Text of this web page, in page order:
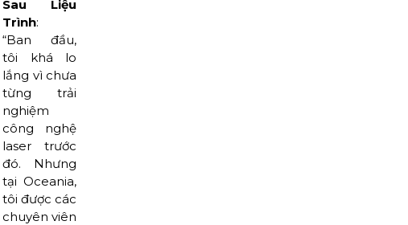
Sau Liệu
Trình:
“Ban đầu,
tôi khá lo
lắng vì chưa
từng trải
nghiệm
công nghệ
laser trước
đó. Nhưng
tại Oceania,
tôi được các
chuyên viên